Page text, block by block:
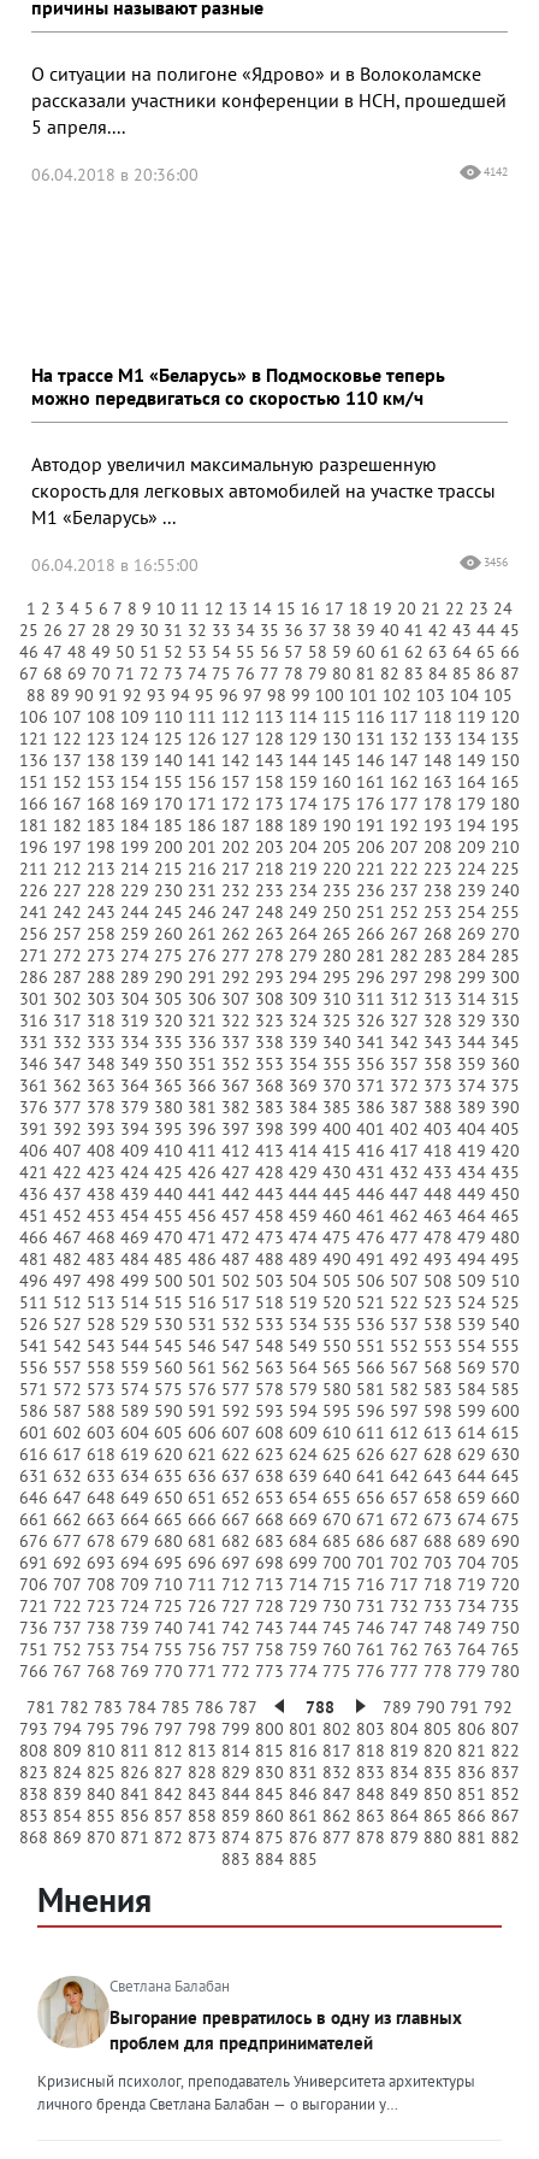
причины называют разные
О ситуации на полигоне «Ядрово» и в Волоколамске
рассказали участники конференции в НСН, прошедшей
5 апреля....
06.04.2018 в 20:36:00 4142
На трассе М1 «Беларусь» в Подмосковье теперь
можно передвигаться со скоростью 110 км/ч
Автодор увеличил максимальную разрешенную
скорость для легковых автомобилей на участке трассы
М1 «Беларусь» ...
06.04.2018 в 16:55:00 3456
1 2 3 4 5 6 7 8 9 10 11 12 13 14 15 16 17 18 19 20 21 22 23 24
25 26 27 28 29 30 31 32 33 34 35 36 37 38 39 40 41 42 43 44 45
46 47 48 49 50 51 52 53 54 55 56 57 58 59 60 61 62 63 64 65 66
67 68 69 70 71 72 73 74 75 76 77 78 79 80 81 82 83 84 85 86 87
88 89 90 91 92 93 94 95 96 97 98 99 100 101 102 103 104 105
106 107 108 109 110 111 112 113 114 115 116 117 118 119 120
121 122 123 124 125 126 127 128 129 130 131 132 133 134 135
136 137 138 139 140 141 142 143 144 145 146 147 148 149 150
151 152 153 154 155 156 157 158 159 160 161 162 163 164 165
166 167 168 169 170 171 172 173 174 175 176 177 178 179 180
181 182 183 184 185 186 187 188 189 190 191 192 193 194 195
196 197 198 199 200 201 202 203 204 205 206 207 208 209 210
211 212 213 214 215 216 217 218 219 220 221 222 223 224 225
226 227 228 229 230 231 232 233 234 235 236 237 238 239 240
241 242 243 244 245 246 247 248 249 250 251 252 253 254 255
256 257 258 259 260 261 262 263 264 265 266 267 268 269 270
271 272 273 274 275 276 277 278 279 280 281 282 283 284 285
286 287 288 289 290 291 292 293 294 295 296 297 298 299 300
301 302 303 304 305 306 307 308 309 310 311 312 313 314 315
316 317 318 319 320 321 322 323 324 325 326 327 328 329 330
331 332 333 334 335 336 337 338 339 340 341 342 343 344 345
346 347 348 349 350 351 352 353 354 355 356 357 358 359 360
361 362 363 364 365 366 367 368 369 370 371 372 373 374 375
376 377 378 379 380 381 382 383 384 385 386 387 388 389 390
391 392 393 394 395 396 397 398 399 400 401 402 403 404 405
406 407 408 409 410 411 412 413 414 415 416 417 418 419 420
421 422 423 424 425 426 427 428 429 430 431 432 433 434 435
436 437 438 439 440 441 442 443 444 445 446 447 448 449 450
451 452 453 454 455 456 457 458 459 460 461 462 463 464 465
466 467 468 469 470 471 472 473 474 475 476 477 478 479 480
481 482 483 484 485 486 487 488 489 490 491 492 493 494 495
496 497 498 499 500 501 502 503 504 505 506 507 508 509 510
511 512 513 514 515 516 517 518 519 520 521 522 523 524 525
526 527 528 529 530 531 532 533 534 535 536 537 538 539 540
541 542 543 544 545 546 547 548 549 550 551 552 553 554 555
556 557 558 559 560 561 562 563 564 565 566 567 568 569 570
571 572 573 574 575 576 577 578 579 580 581 582 583 584 585
586 587 588 589 590 591 592 593 594 595 596 597 598 599 600
601 602 603 604 605 606 607 608 609 610 611 612 613 614 615
616 617 618 619 620 621 622 623 624 625 626 627 628 629 630
631 632 633 634 635 636 637 638 639 640 641 642 643 644 645
646 647 648 649 650 651 652 653 654 655 656 657 658 659 660
661 662 663 664 665 666 667 668 669 670 671 672 673 674 675
676 677 678 679 680 681 682 683 684 685 686 687 688 689 690
691 692 693 694 695 696 697 698 699 700 701 702 703 704 705
706 707 708 709 710 711 712 713 714 715 716 717 718 719 720
721 722 723 724 725 726 727 728 729 730 731 732 733 734 735
736 737 738 739 740 741 742 743 744 745 746 747 748 749 750
751 752 753 754 755 756 757 758 759 760 761 762 763 764 765
766 767 768 769 770 771 772 773 774 775 776 777 778 779 780
781 782 783 784 785 786 787 788 789 790 791 792
793 794 795 796 797 798 799 800 801 802 803 804 805 806 807
808 809 810 811 812 813 814 815 816 817 818 819 820 821 822
823 824 825 826 827 828 829 830 831 832 833 834 835 836 837
838 839 840 841 842 843 844 845 846 847 848 849 850 851 852
853 854 855 856 857 858 859 860 861 862 863 864 865 866 867
868 869 870 871 872 873 874 875 876 877 878 879 880 881 882
883 884 885
Мнения
Светлана Балабан
Выгорание превратилось в одну из главных
проблем для предпринимателей
Кризисный психолог, преподаватель Университета архитектуры
личного бренда Светлана Балабан — о выгорании у